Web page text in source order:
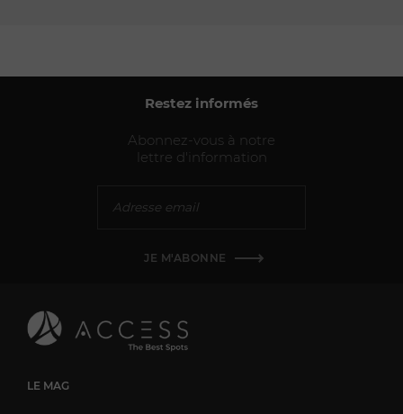
Restez informés
Abonnez-vous à notre
lettre d'information
JE M'ABONNE
LE MAG